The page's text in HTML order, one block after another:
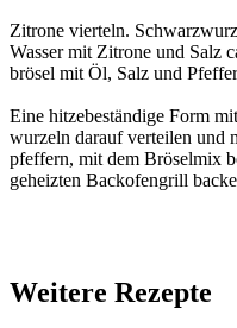
Zitrone vierteln.
Wasser mit Zitrone und Salz
brösel mit Öl, Salz und
Eine hitze­beständige Form
wurzeln darauf verteilen und
pfeffern, mit dem Brösel­mix
geheizten Backofen­grill
Weitere Rezepte